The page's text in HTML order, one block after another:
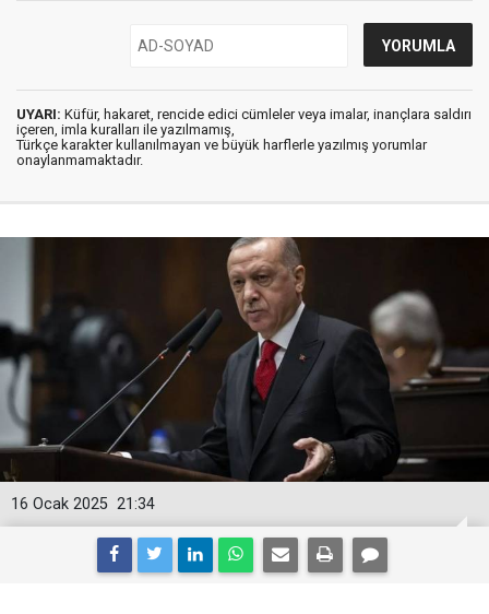
UYARI: Küfür, hakaret, rencide edici cümleler veya imalar, inançlara saldırı
içeren, imla kuralları ile yazılmamış,
Türkçe karakter kullanılmayan ve büyük harflerle yazılmış yorumlar
onaylanmamaktadır.
21:34
16 Ocak 2025